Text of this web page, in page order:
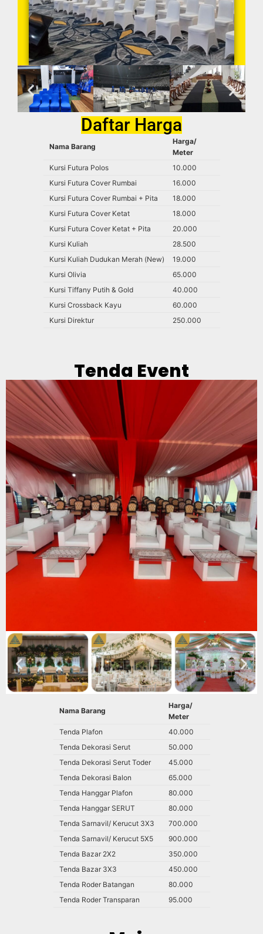
Daftar Harga
Nama Barang
Harga/
Meter
Kursi Futura Polos
10.000
Kursi Futura Cover Rumbai
16.000
Kursi Futura Cover Rumbai + Pita
18.000
Kursi Futura Cover Ketat
18.000
Kursi Futura Cover Ketat + Pita
20.000
Kursi Kuliah
28.500
Kursi Kuliah Dudukan Merah (New)
19.000
Kursi Olivia
65.000
Kursi Tiffany Putih & Gold
40.000
Kursi Crossback Kayu
60.000
Kursi Direktur
250.000
Tenda Event
Nama Barang
Harga/
Meter
Tenda Plafon
40.000
Tenda Dekorasi Serut
50.000
Tenda Dekorasi Serut Toder
45.000
Tenda Dekorasi Balon
65.000
Tenda Hanggar Plafon
80.000
Tenda Hanggar SERUT
80.000
Tenda Sarnavil/ Kerucut 3X3
700.000
Tenda Sarnavil/ Kerucut 5X5
900.000
Tenda Bazar 2X2
350.000
Tenda Bazar 3X3
450.000
Tenda Roder Batangan
80.000
Tenda Roder Transparan
95.000